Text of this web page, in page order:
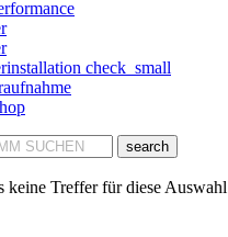
check_small
search
keine Treffer für diese Auswahl